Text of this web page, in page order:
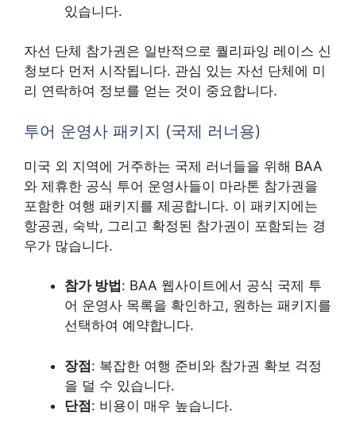
있습니다.
자선 단체 참가권은 일반적으로 퀄리파잉 레이스 신
청보다 먼저 시작됩니다. 관심 있는 자선 단체에 미
리 연락하여 정보를 얻는 것이 중요합니다.
투어 운영사 패키지 (국제 러너용)
미국 외 지역에 거주하는 국제 러너들을 위해 BAA
와 제휴한 공식 투어 운영사들이 마라톤 참가권을
포함한 여행 패키지를 제공합니다. 이 패키지에는
항공권, 숙박, 그리고 확정된 참가권이 포함되는 경
우가 많습니다.
참가 방법 : BAA 웹사이트에서 공식 국제 투
어 운영사 목록을 확인하고, 원하는 패키지를
선택하여 예약합니다.
장점: 복잡한 여행 준비와 참가권 확보 걱정
을 덜 수 있습니다.
단점: 비용이 매우 높습니다.